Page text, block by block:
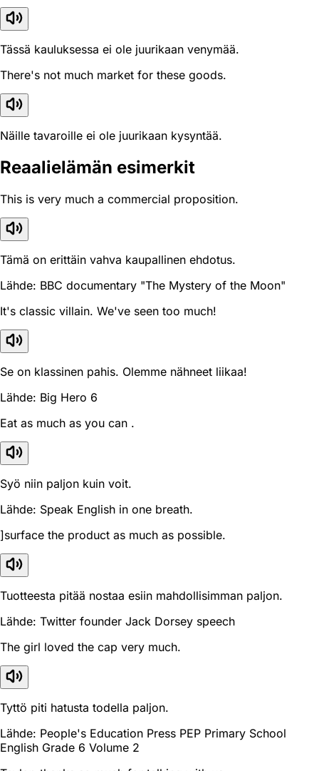
Tässä kauluksessa ei ole juurikaan venymää.
There's not much market for these goods.
Näille tavaroille ei ole juurikaan kysyntää.
Reaali­elämän esimerkit
This is very much a commercial proposition.
Tämä on erittäin vahva kaupallinen ehdotus.
Lähde: BBC documentary "The Mystery of the Moon"
It's classic villain. We've seen too much!
Se on klassinen pahis. Olemme nähneet liikaa!
Lähde: Big Hero 6
Eat as much as you can .
Syö niin paljon kuin voit.
Lähde: Speak English in one breath.
]surface the product as much as possible.
Tuotteesta pitää nostaa esiin mahdollisimman paljon.
Lähde: Twitter founder Jack Dorsey speech
The girl loved the cap very much.
Tyttö piti hatusta todella paljon.
Lähde: People's Education Press PEP Primary School
English Grade 6 Volume 2